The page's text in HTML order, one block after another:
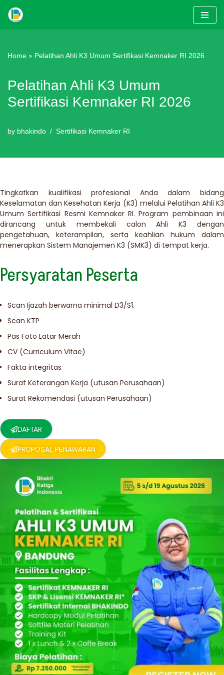
content
Home » Pelatihan Ahli K3 Umum Sertifikasi Kemnaker RI 2026
Pelatihan Ahli K3 Umum
Sertifikasi Kemnaker RI 2026
by bhakindo Sertifikasi Kemnaker RI
Tingkatkan kualifikasi profesional Anda dalam bidang
Keselamatan dan Kesehatan Kerja (K3) melalui Pelatihan Ahli K3
Umum Sertifikasi Resmi Kemnaker RI. Program pembinaan ini
dirancang untuk membekali calon Ahli K3 dengan
pengetahuan, keterampilan, serta keahlian hukum dalam
menerapkan Sistem Manajemen K3 (SMK3) di tempat kerja.
Persyaratan Peserta
Scan Ijazah berwarna minimal D3/S1.
Scan KTP
Pas Foto Latar Merah
CV (Curriculum Vitae)
Fakta integritas
Surat Keterangan Kerja (utusan Perusahaan)
Surat Rekomendasi (utusan Perusahaan)
DAFTAR
PROPOSAL PENAWARAN